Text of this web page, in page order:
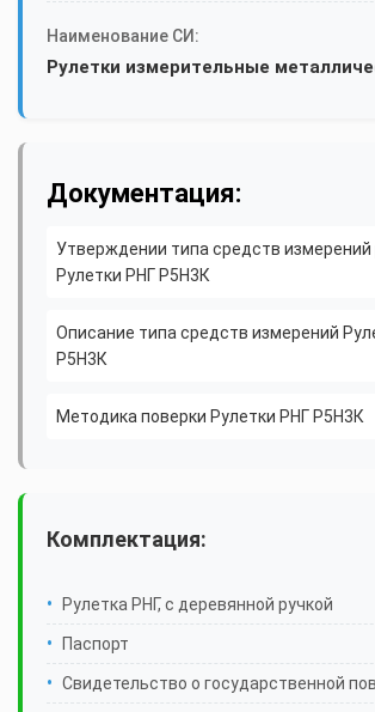
Наименование СИ:
Рулетки измерительные
Документация:
Утверждении типа средств измерений
Рулетки РНГ Р5Н3К
Описание типа средств измерений
Р5Н3К
Методика поверки Рулетки РНГ Р5Н3К
Комплектация:
Рулетка РНГ, с деревянной ручкой
Паспорт
Свидетельство о государственной